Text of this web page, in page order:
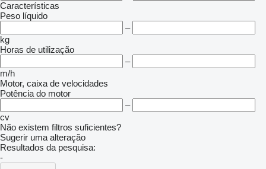
Características
Peso líquido
–
kg
Horas de utilização
–
m/h
Motor, caixa de velocidades
Potência do motor
–
cv
Não existem filtros suficientes?
Sugerir uma alteração
Resultados da pesquisa:
-